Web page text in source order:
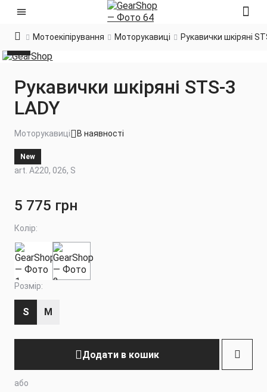
Мотоекіпірування Моторукавиці Рукавички шкіряні
Рукавички шкіряні STS-3
LADY
Моторукавиці В наявності
New
art. A220, 026, S
5 775 грн
Колір:
Розмір:
S M
Додати в кошик
або